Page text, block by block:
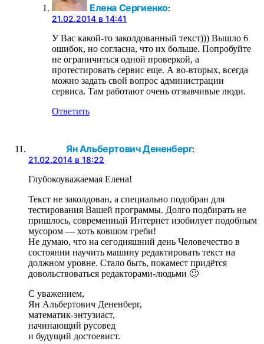
Елена Сергиенко:
21.02.2014 в 14:41
У Вас какой-то заколдованный текст))) Вышло 6
ошибок, но согласна, что их больше. Попробуйте
не ограничиться одной проверкой, а
протестировать сервис еще. А во-вторых, всегда
можно задать свой вопрос администрации
сервиса. Там работают очень отзывчивые люди.
Ответить
Ян Альбертович Дененберг:
21.02.2014 в 18:22
Глубокоуважаемая Елена!
Текст не заколдован, а специально подобран для
тестирования Вашей программы. Долго подбирать не
пришлось, современный Интернет изобилует подобным
мусором — хоть ковшом греби!
Не думаю, что на сегодняшний день Человечество в
состоянии научить машину редактировать текст на
должном уровне. Стало быть, покамест придётся
довольствоваться редакторами-людьми 🙂
С уважением,
Ян Альбертович Дененберг,
математик-энтузиаст,
начинающий русовед
и будущий достоевист.